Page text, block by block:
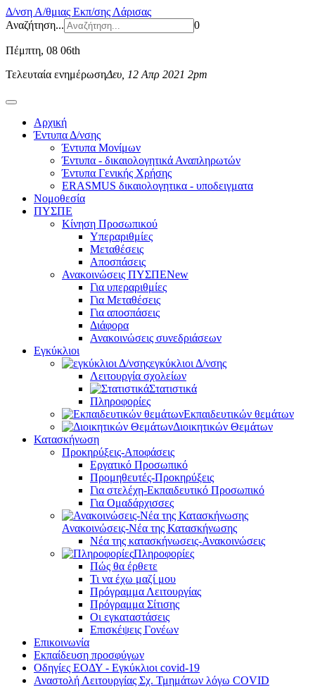
Δ/νση Α/θμιας Εκπ/σης Λάρισας
Αναζήτηση...
0
Πέμπτη, 08 06th
Τελευταία ενημέρωσηΔευ, 12 Απρ 2021 2pm
Αρχική
Έντυπα Δ/νσης
Έντυπα Μονίμων
Έντυπα - δικαιολογητικά Αναπληρωτών
Έντυπα Γενικής Χρήσης
ERASMUS δικαιολογητικα - υποδειγματα
Νομοθεσία
ΠΥΣΠΕ
Κίνηση Προσωπικού
Υπεραριθμίες
Μεταθέσεις
Αποσπάσεις
Ανακοινώσεις ΠΥΣΠΕNew
Για υπεραριθμίες
Για Μεταθέσεις
Για αποσπάσεις
Διάφορα
Ανακοινώσεις συνεδριάσεων
Εγκύκλιοι
εγκύκλιοι Δ/νσης
Λειτουργία σχολείων
Στατιστικά
Πληροφορίες
Εκπαιδευτικών θεμάτων
Διοικητικών Θεμάτων
Κατασκήνωση
Προκηρύξεις-Αποφάσεις
Εργατικό Προσωπικό
Προμηθευτές-Προκηρύξεις
Για στελέχη-Εκπαιδευτικό Προσωπικό
Για Ομαδάρχισσες
Ανακοινώσεις-Νέα της Κατασκήνωσης
Νέα της κατασκήνωσεις-Ανακοινώσεις
Πληροφορίες
Πώς θα έρθετε
Τι να έχω μαζί μου
Πρόγραμμα Λειτουργίας
Πρόγραμμα Σίτισης
Οι εγκαταστάσεις
Επισκέψεις Γονέων
Επικοινωνία
Εκπαίδευση προσφύγων
Οδηγίες ΕΟΔΥ - Εγκύκλιοι covid-19
Αναστολή Λειτουργίας Σχ. Τμημάτων λόγω COVID